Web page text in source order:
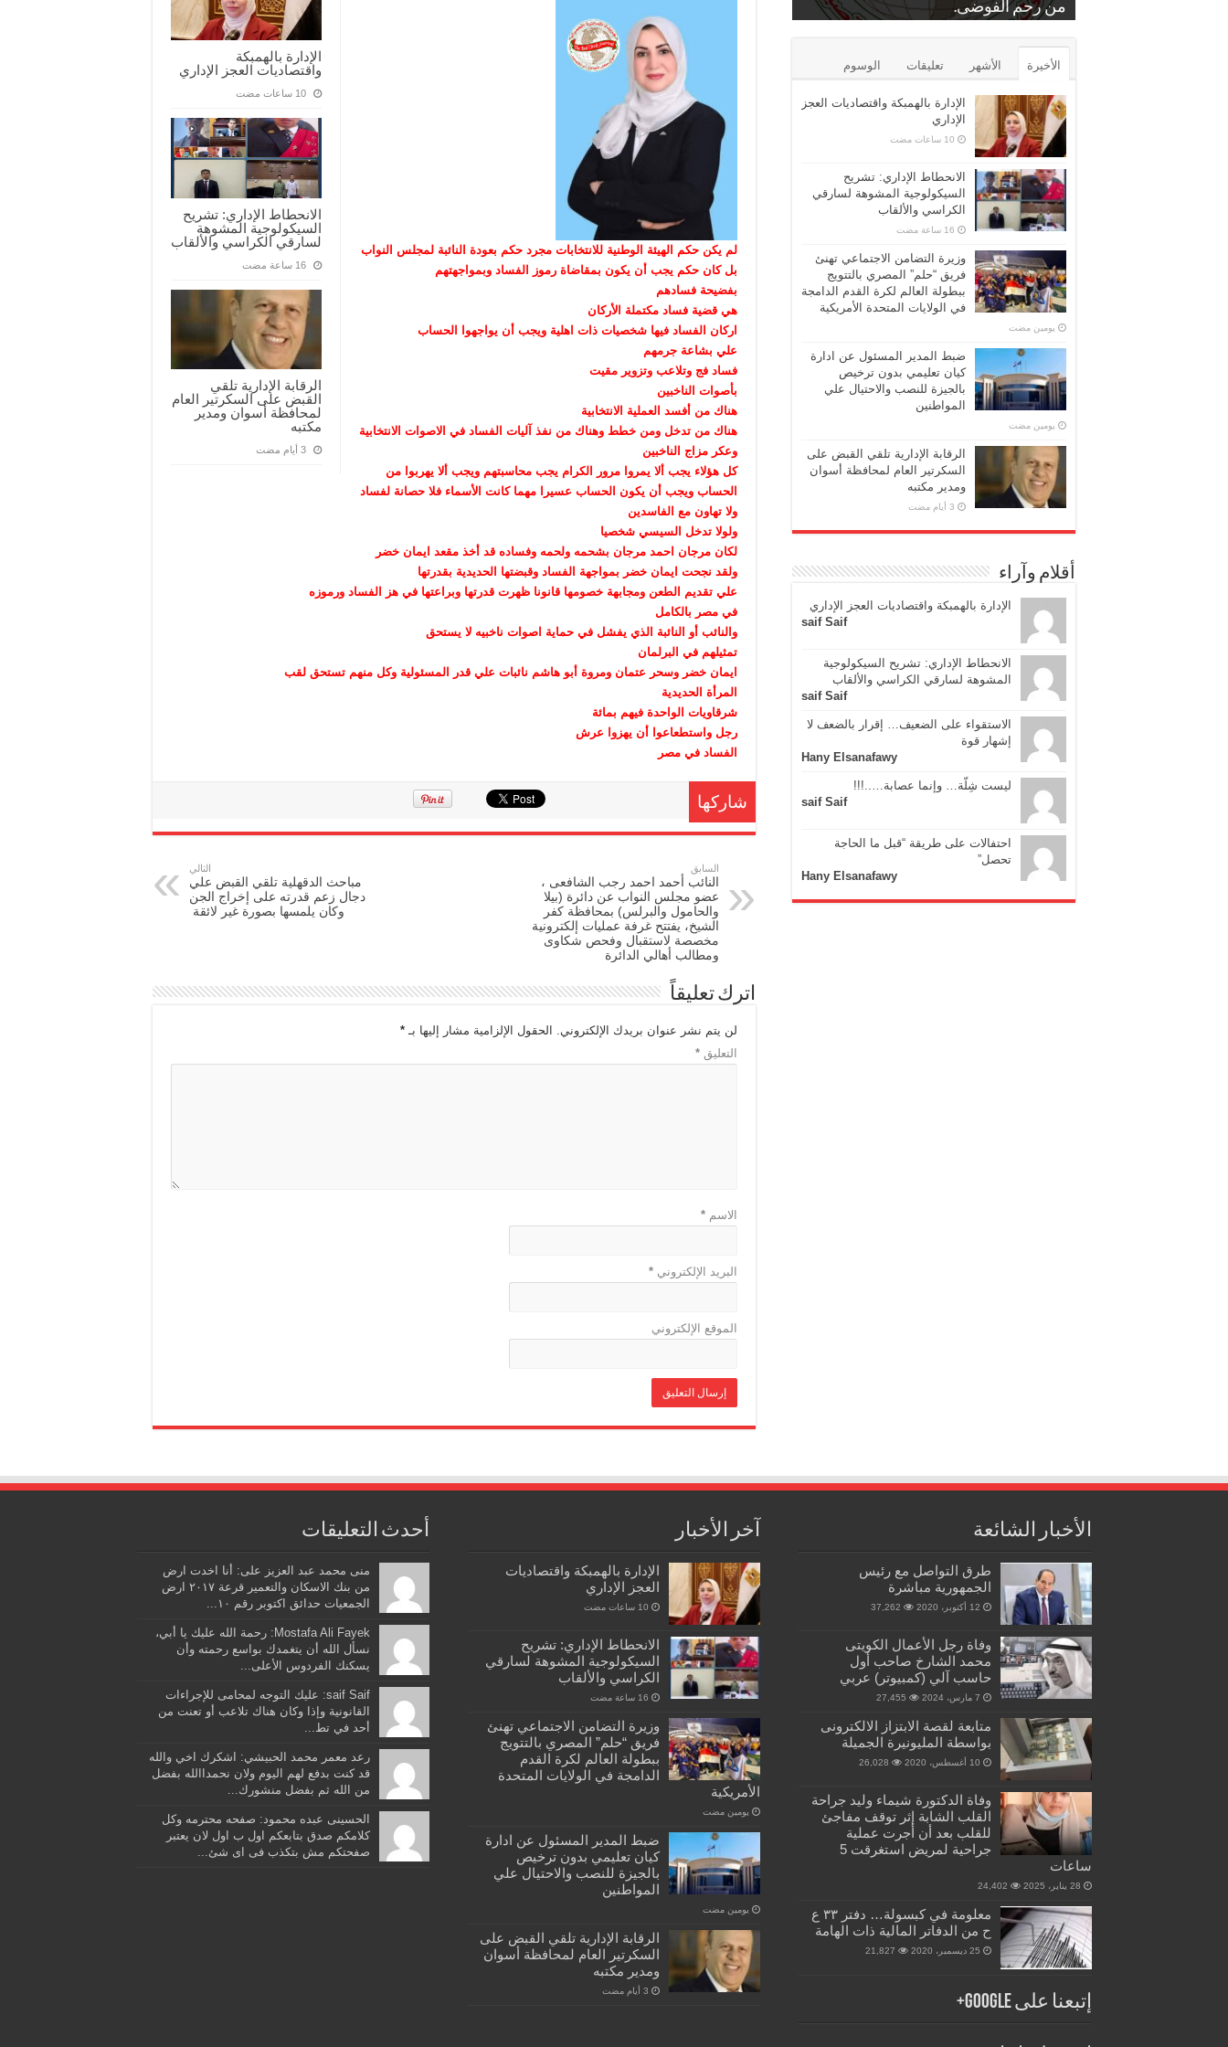
الإدارة بالهمبكة
واقتصاديات العجز الإداري
الانحطاط الإداري: تشريح
السيكولوجية المشوهة
لسارقي الكراسي والألقاب
الرقابة الإدارية تلقي
القبض على السكرتير العام
لمحافظة أسوان ومدير
مكتبه
لم يكن حكم الهيئة الوطنية للانتخابات مجرد حكم بعودة النائبة لمجلس النواب
بل كان حكم يجب أن يكون بمقاضاة رموز الفساد وبمواجهتهم
بفضيحة فسادهم
هي قضية فساد مكتملة الأركان
اركان الفساد فيها شخصيات ذات اهلية ويجب أن يواجهوا الحساب
علي بشاعة جرمهم
فساد فج وتلاعب وتزوير مقيت
بأصوات الناخبين
هناك من أفسد العملية الانتخابية
هناك من تدخل ومن خطط وهناك من نفذ آليات الفساد في الاصوات الانتخابية
وعكر مزاج الناخبين
كل هؤلاء يجب ألا يمروا مرور الكرام يجب محاسبتهم ويجب ألا يهربوا من
الحساب ويجب أن يكون الحساب عسيرا مهما كانت الأسماء فلا حصانة لفساد
ولا تهاون مع الفاسدين
ولولا تدخل السيسي شخصيا
لكان مرجان احمد مرجان بشحمه ولحمه وفساده قد أخذ مقعد ايمان خضر
ولقد نجحت ايمان خضر بمواجهة الفساد وقبضتها الحديدية بقدرتها
علي تقديم الطعن ومجابهة خصومها قانونا ظهرت قدرتها وبراعتها في هز الفساد ورموزه
في مصر بالكامل
والنائب أو النائبة الذي يفشل في حماية اصوات ناخبيه لا يستحق
تمثيلهم في البرلمان
ايمان خضر وسحر عتمان ومروة أبو هاشم نائبات علي قدر المسئولية وكل منهم تستحق لقب
المرأة الحديدية
شرقاويات الواحدة فيهم بمائة
رجل واستطعاعوا أن يهزوا عرش
الفساد في مصر
شاركها
السابق
النائب أحمد احمد رجب الشافعى ،
عضو مجلس النواب عن دائرة (بيلا
والحامول والبرلس) بمحافظة كفر
الشيخ، يفتتح غرفة عمليات إلكترونية
مخصصة لاستقبال وفحص شكاوى
ومطالب أهالي الدائرة
التالي
مباحث الدقهلية تلقي القبض علي
دجال زعم قدرته على إخراج الجن
وكان يلمسها بصورة غير لائقة
اترك تعليقاً
لن يتم نشر عنوان بريدك الإلكتروني. الحقول الإلزامية مشار إليها بـ *
التعليق *
الاسم *
البريد الإلكتروني *
الموقع الإلكتروني
من رحم الفوضى.
برونزية كأس مصر للتايكوندو
الشرب عن مركز الرياض بكفر الشيخ
بيع بالمزاد العلني…محكمه المحله الكبرى
بمنشة الشرقية
محامين كفرالشيخ الاستاذ فراج زعفان
د. عايدة عبدالبارى.
الأخيرة الأشهر تعليقات الوسوم
الإدارة بالهمبكة واقتصاديات العجز
الإداري
الانحطاط الإداري: تشريح
السيكولوجية المشوهة لسارقي
الكراسي والألقاب
وزيرة التضامن الاجتماعي تهنئ
فريق “حلم” المصري بالتتويج
ببطولة العالم لكرة القدم الدامجة
في الولايات المتحدة الأمريكية
‏يومين مضت
ضبط المدير المسئول عن ادارة
كيان تعليمي بدون ترخيص
بالجيزة للنصب والاحتيال علي
المواطنين
‏يومين مضت
الرقابة الإدارية تلقي القبض على
السكرتير العام لمحافظة أسوان
ومدير مكتبه
أقلام وآراء
الإدارة بالهمبكة واقتصاديات العجز الإداري
saif Saif
الانحطاط الإداري: تشريح السيكولوجية
المشوهة لسارقي الكراسي والألقاب
saif Saif
الاستقواء على الضعيف… إقرار بالضعف لا
إشهار قوة
Hany Elsanafawy
ليست شِلّة… وإنما عصابة…..!!!
saif Saif
احتفالات على طريقة “قبل ما الحاجة
تحصل”
Hany Elsanafawy
الأخبار الشائعة
طرق التواصل مع رئيس
الجمهورية مباشرة
12 أكتوبر، 2020 37,262
وفاة رجل الأعمال الكويتى
محمد الشارخ صاحب أول
حاسب آلي (كمبيوتر) عربي
7 مارس، 2024 27,455
متابعة لقصة الابتزاز الالكترونى
بواسطة المليونيرة الجميلة
10 أغسطس، 2020 26,028
وفاة الدكتورة شيماء وليد جراحة
القلب الشابة إثر توقف مفاجئ
للقلب بعد أن أجرت عملية
جراحية لمريض استغرقت 5
ساعات
28 يناير، 2025 24,402
معلومة في كبسولة… دفتر ٣٣ ع
ح من الدفاتر المالية ذات الهامة
25 ديسمبر، 2020 21,827
إتبعنا على Google+
آخر الأخبار
الإدارة بالهمبكة واقتصاديات
العجز الإداري
الانحطاط الإداري: تشريح
السيكولوجية المشوهة لسارقي
الكراسي والألقاب
وزيرة التضامن الاجتماعي تهنئ
فريق “حلم” المصري بالتتويج
ببطولة العالم لكرة القدم
الدامجة في الولايات المتحدة
الأمريكية
‏يومين مضت
ضبط المدير المسئول عن ادارة
كيان تعليمي بدون ترخيص
بالجيزة للنصب والاحتيال علي
المواطنين
‏يومين مضت
الرقابة الإدارية تلقي القبض على
السكرتير العام لمحافظة أسوان
ومدير مكتبه
أحدث التعليقات
منى محمد عبد العزيز على: أنا اخدت ارض
من بنك الاسكان والتعمير قرعة ٢٠١٧ ارض
الجمعيات حدائق اكتوبر رقم ١٠...
Mostafa Ali Fayek: رحمة الله عليك يا أبي،
نسأل الله أن يتغمدك بواسع رحمته وأن
يسكنك الفردوس الأعلى...
saif Saif: عليك التوجه لمحامى للإجراءات
القانونية وإذا وكان هناك تلاعب أو تعنت من
أحد في تط...
رعد معمر محمد الحبيشي: اشكرك اخي والله
قد كنت بدفع لهم اليوم ولان نحمداالله بفضل
من الله ثم بفضل منشورك...
الحسينى عبده محمود: صفحه محترمه وكل
كلامكم صدق بتابعكم اول ب اول لان يعتبر
صفحتكم مش بتكذب فى اى شئ...